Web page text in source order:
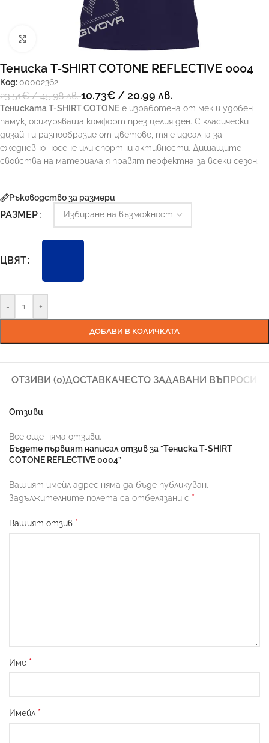
Тениска T-SHIRT COTONE REFLECTIVE 0004
Код: 00002362
23.51€/ 45.98 лв.10.73€ / 20.99 лв.
Тениската T-SHIRT COTONE е изработена от мек и удобен
памук, осигуряваща комфорт през целия ден. С класически
дизайн и разнообразие от цветове, тя е идеална за
ежедневно носене или спортни активности. Дишащите
свойства на материала я правят перфектна за всеки сезон.
Ръководство за размери
РАЗМЕР
ЦВЯТ
- +
ДОБАВИ В КОЛИЧКАТА
ОТЗИВИ (0)ДОСТАВКАЧЕСТО ЗАДАВАНИ ВЪПРОСИ
Отзиви
Все още няма отзиви.
Бъдете първият написал отзив за “Тениска T-SHIRT
COTONE REFLECTIVE 0004”
Вашият имейл адрес няма да бъде публикуван.
Задължителните полета са отбелязани с *
Вашият отзив *
Име *
Имейл *